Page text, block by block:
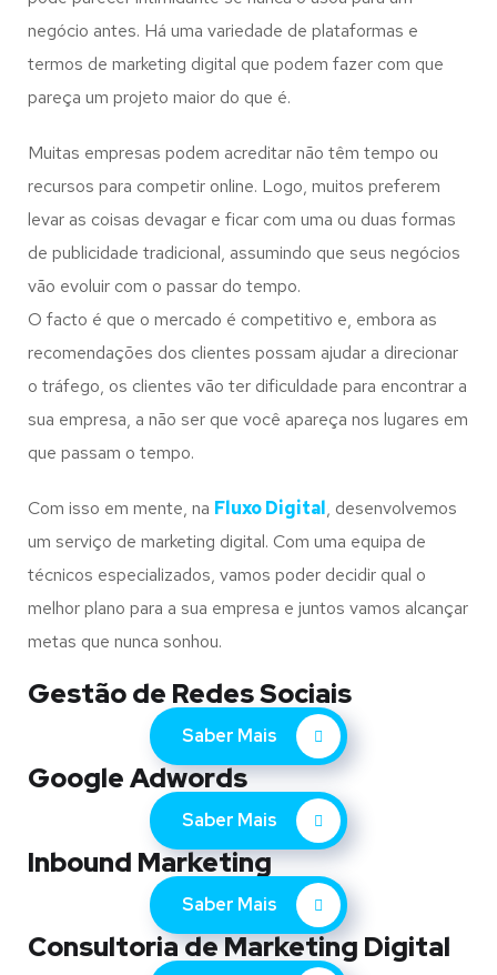
negócio antes. Há uma variedade de plataformas e
termos de marketing digital que podem fazer com que
pareça um projeto maior do que é.
Muitas empresas podem acreditar não têm tempo ou
recursos para competir online. Logo, muitos preferem
levar as coisas devagar e ficar com uma ou duas formas
de publicidade tradicional, assumindo que seus negócios
vão evoluir com o passar do tempo.
O facto é que o mercado é competitivo e, embora as
recomendações dos clientes possam ajudar a direcionar
o tráfego, os clientes vão ter dificuldade para encontrar a
sua empresa, a não ser que você apareça nos lugares em
que passam o tempo.
Com isso em mente, na Fluxo Digital, desenvolvemos
um serviço de marketing digital. Com uma equipa de
técnicos especializados, vamos poder decidir qual o
melhor plano para a sua empresa e juntos vamos alcançar
metas que nunca sonhou.
Gestão de Redes Sociais
Saber Mais
Google Adwords
Saber Mais
Inbound Marketing
Saber Mais
Consultoria de Marketing Digital